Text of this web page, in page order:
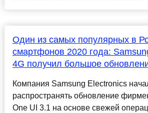
Один из самых популярных в
смартфонов 2020 года:
4G получил большое
Компания Samsung Electronics
распространять обновление
One UI 3.1 на основе свежей